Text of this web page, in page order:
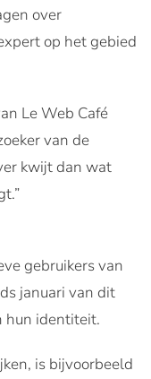
over
op het gebied
Le Web Café
van de
kwijt dan wat
gebruikers van
januari van dit
hun identiteit.
is bijvoorbeeld